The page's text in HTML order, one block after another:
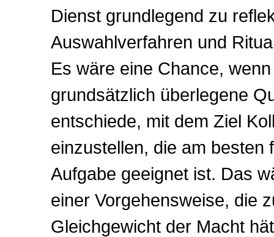
Dienst grundlegend zu
Auswahlverfahren und
Es wäre eine Chance,
grundsätzlich überlegene
entschiede, mit dem Ziel
einzustellen, die am besten
Aufgabe geeignet ist. Das
einer Vorgehensweise, die
Gleichgewicht der Macht